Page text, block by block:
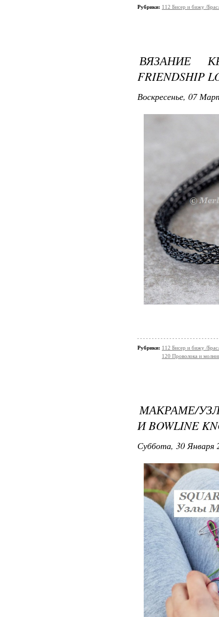
Рубрики: 112 Бисер и бижу /
ВЯЗАНИЕ
FRIENDSHIP
Воскресенье, 07
Рубрики: 112 Бисер и бижу /
120 Проволока и
МАКРАМЕ/
И BOWLINE
Суббота, 30 Января